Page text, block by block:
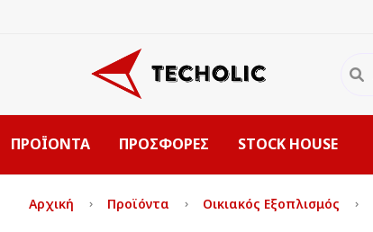
ΠΡΟΪΟΝΤΑ ΠΡΟΣΦΟΡΕΣ STOCK HOUSE
Αρχική Προϊόντα Οικιακός Εξοπλισμός